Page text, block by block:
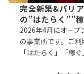
完全新築&バリ
の”はたらく””
2026年4月にオープ
の事業所です。ご利
「はたらく」「稼